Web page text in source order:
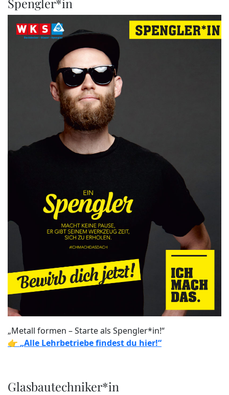
Spengler*in
„Metall formen – Starte als Spengler*in!“
👉 „Alle Lehrbetriebe findest du hier!“
Glasbautechniker*in